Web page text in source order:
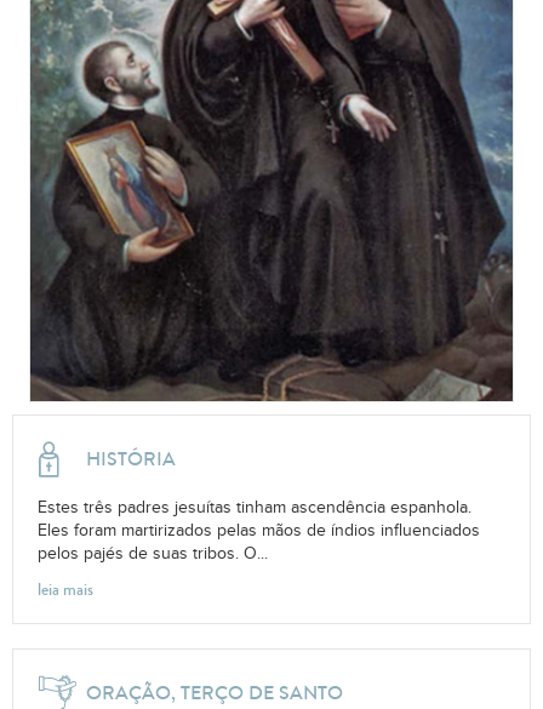
HISTÓRIA
Estes três padres jesuítas tinham ascendência espanhola.
Eles foram martirizados pelas mãos de índios influenciados
pelos pajés de suas tribos. O...
leia mais
ORAÇÃO, TERÇO DE SANTO